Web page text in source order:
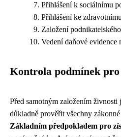
Přihlášení k sociálnímu
Přihlášení ke
Založení
Vedení daňové evidence
Kontrola podmínek
Před samotným založením živnosti
důkladně prověřit všechny
Základním předpokladem pro